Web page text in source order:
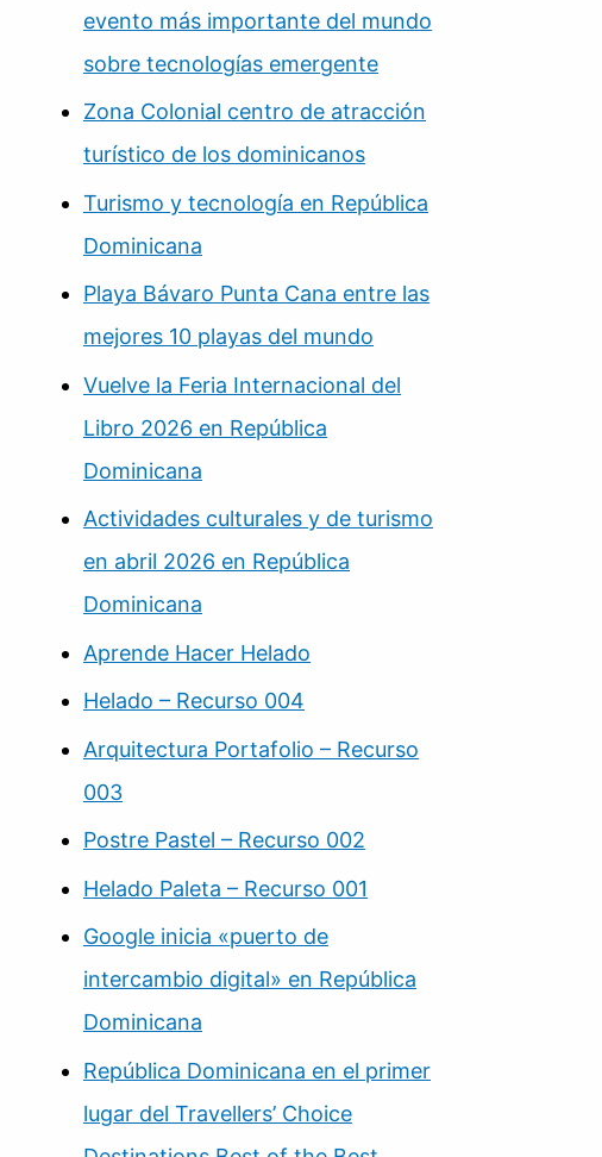
evento más importante del mundo
sobre tecnologías emergente
Zona Colonial centro de atracción
turístico de los dominicanos
Turismo y tecnología en República
Dominicana
Playa Bávaro Punta Cana entre las
mejores 10 playas del mundo
Vuelve la Feria Internacional del
Libro 2026 en República
Dominicana
Actividades culturales y de turismo
en abril 2026 en República
Dominicana
Aprende Hacer Helado
Helado – Recurso 004
Arquitectura Portafolio – Recurso
003
Postre Pastel – Recurso 002
Helado Paleta – Recurso 001
Google inicia «puerto de
intercambio digital» en República
Dominicana
República Dominicana en el primer
lugar del Travellers’ Choice